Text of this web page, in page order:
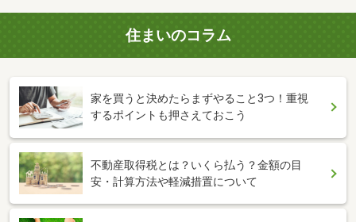
住まいのコラム
家を買うと決めたらまずやること3つ！重視
するポイントも押さえておこう
不動産取得税とは？いくら払う？金額の目
安・計算方法や軽減措置について